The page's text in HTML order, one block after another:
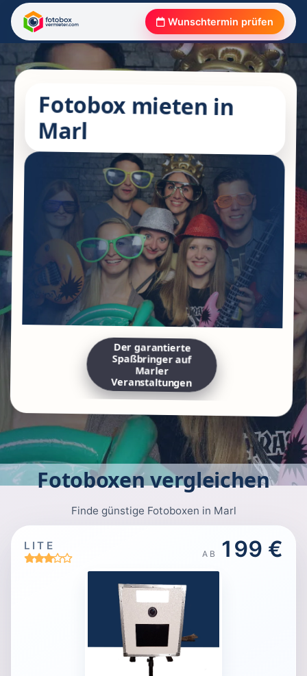
Wunschtermin prüfen
Fotobox mieten in
Marl
Der garantierte
Spaßbringer auf
Marler
Veranstaltungen
Fotoboxen vergleichen
Finde günstige Fotoboxen in Marl
LITE
AB 199 €